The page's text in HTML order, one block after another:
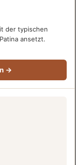
der typischen
ansetzt.
→